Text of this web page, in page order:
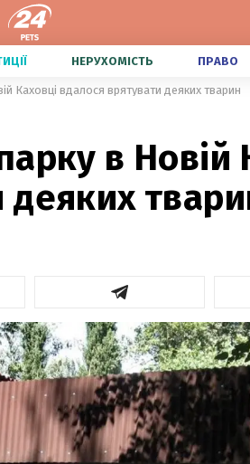
НЕРУХОМІСТЬ ПРАВО
Каховці вдалося врятувати деяких тварин
в Новій
деяких